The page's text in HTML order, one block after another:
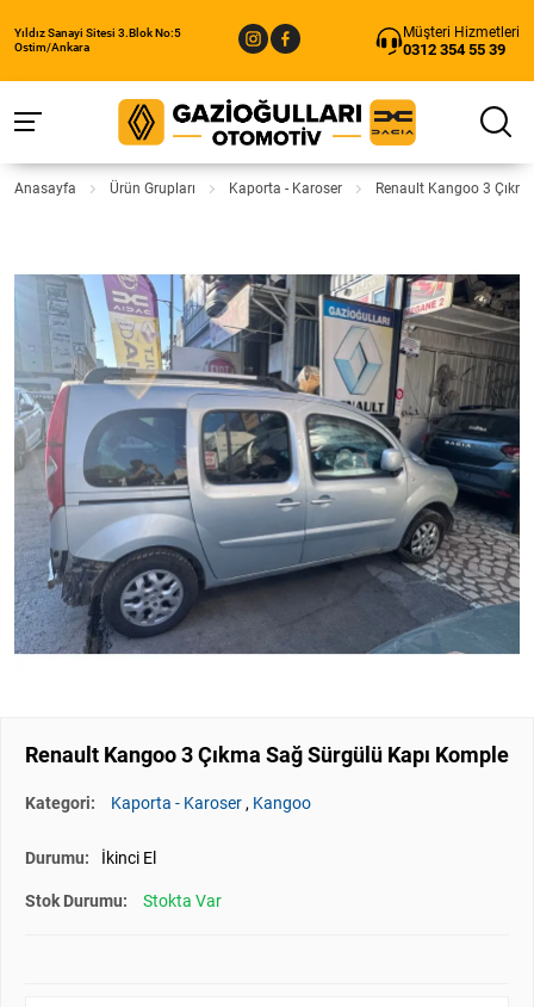
Yıldız Sanayi Sitesi 3.Blok No:5
Ostim/Ankara
Müşteri Hizmetleri
0312 354 55 39
Anasayfa Ürün Grupları Kaporta - Karoser Renault Kangoo 3
Renault Kangoo 3 Çıkma Sağ Sürgülü Kapı Komple
Kategori: Kaporta - Karoser , Kangoo
Durumu: İkinci El
Stok Durumu: Stokta Var